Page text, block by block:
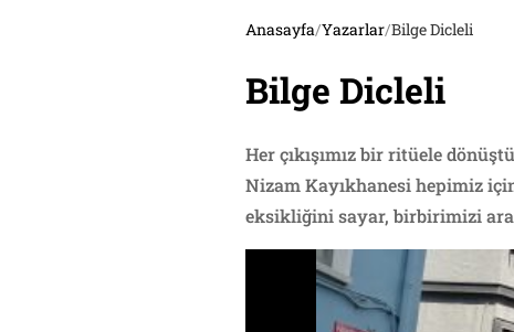
Anasayfa/Yazarlar/Bilge Dicleli
Bilge Dicleli
Her çıkışımız bir ritüele
Nizam Kayıkhanesi hepimiz
eksikliğini sayar, birbirimizi